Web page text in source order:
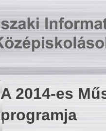
A 2014-es
programja